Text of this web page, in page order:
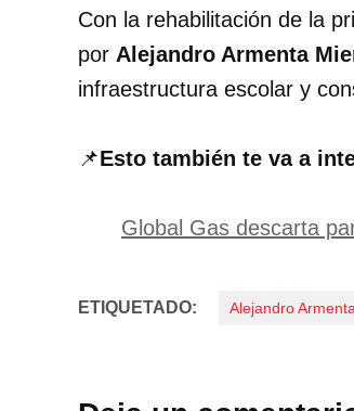
Con la rehabilitación de la
por Alejandro Armenta
infraestructura escolar y
📌Esto también te va a
Global Gas descarta
ETIQUETADO: Alejandro Armenta